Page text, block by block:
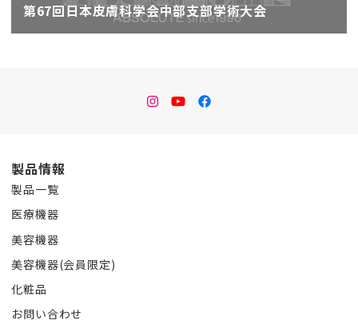
第67回日本皮膚科学会中部支部学術大会
instagram
Youtubefacebook
製品情報
製品一覧
医療機器
美容機器
美容機器(会員限定)
化粧品
お問い合わせ